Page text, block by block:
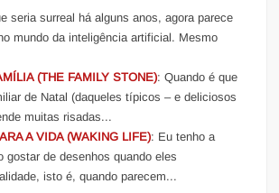
seria surreal há alguns anos, agora parece
mundo da inteligência artificial. Mesmo
(THE FAMILY STONE): Quando é que
de Natal (daqueles típicos – e deliciosos
muitas risadas...
A VIDA (WAKING LIFE): Eu tenho a
gostar de desenhos quando eles
isto é, quando parecem...